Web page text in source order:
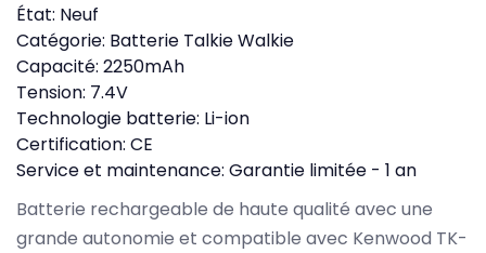
État: Neuf
Catégorie: Batterie Talkie Walkie
Capacité: 2250mAh
Tension: 7.4V
Technologie batterie: Li-ion
Certification: CE
Service et maintenance: Garantie limitée - 1 an
Batterie rechargeable de haute qualité avec une
grande autonomie et compatible avec Kenwood TK-